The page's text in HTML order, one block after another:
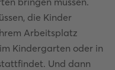
die Kinder
Arbeitsplatz
Kindergarten oder in
Und dann